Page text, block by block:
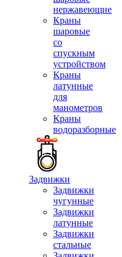
нержавеющие
Краны
шаровые
со
спускным
устройством
Краны
латунные
для
манометров
Краны
водоразборные
Задвижки
Задвижки
чугунные
Задвижки
латунные
Задвижки
стальные